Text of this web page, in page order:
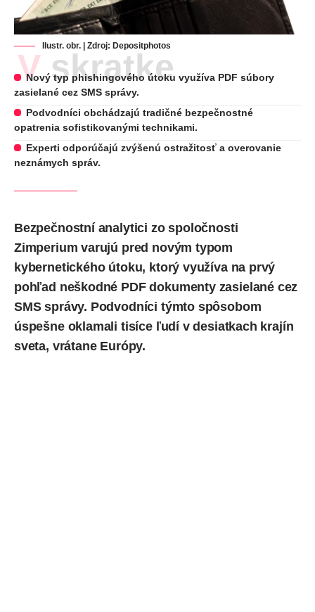
Ilustr. obr. | Zdroj: Depositphotos
V skratke
Nový typ phishingového útoku využíva PDF súbory
zasielané cez SMS správy.
Podvodníci obchádzajú tradičné bezpečnostné
opatrenia sofistikovanými technikami.
Experti odporúčajú zvýšenú ostražitosť a overovanie
neznámych správ.
Bezpečnostní analytici zo spoločnosti
Zimperium varujú pred novým typom
kybernetického útoku, ktorý využíva na prvý
pohľad neškodné PDFdokumenty zasielané cez
SMS správy. Podvodníci týmto spôsobom
úspešne oklamali tisíce ľudí v desiatkach krajín
sveta, vrátane Európy.